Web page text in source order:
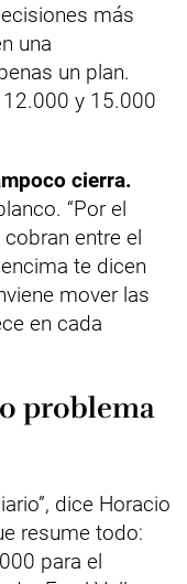
más
una
un plan.
12.000 y 15.000
cierra.
“Por el
entre el
te dicen
mover las
en cada
problema
dice Horacio
resume todo:
para el